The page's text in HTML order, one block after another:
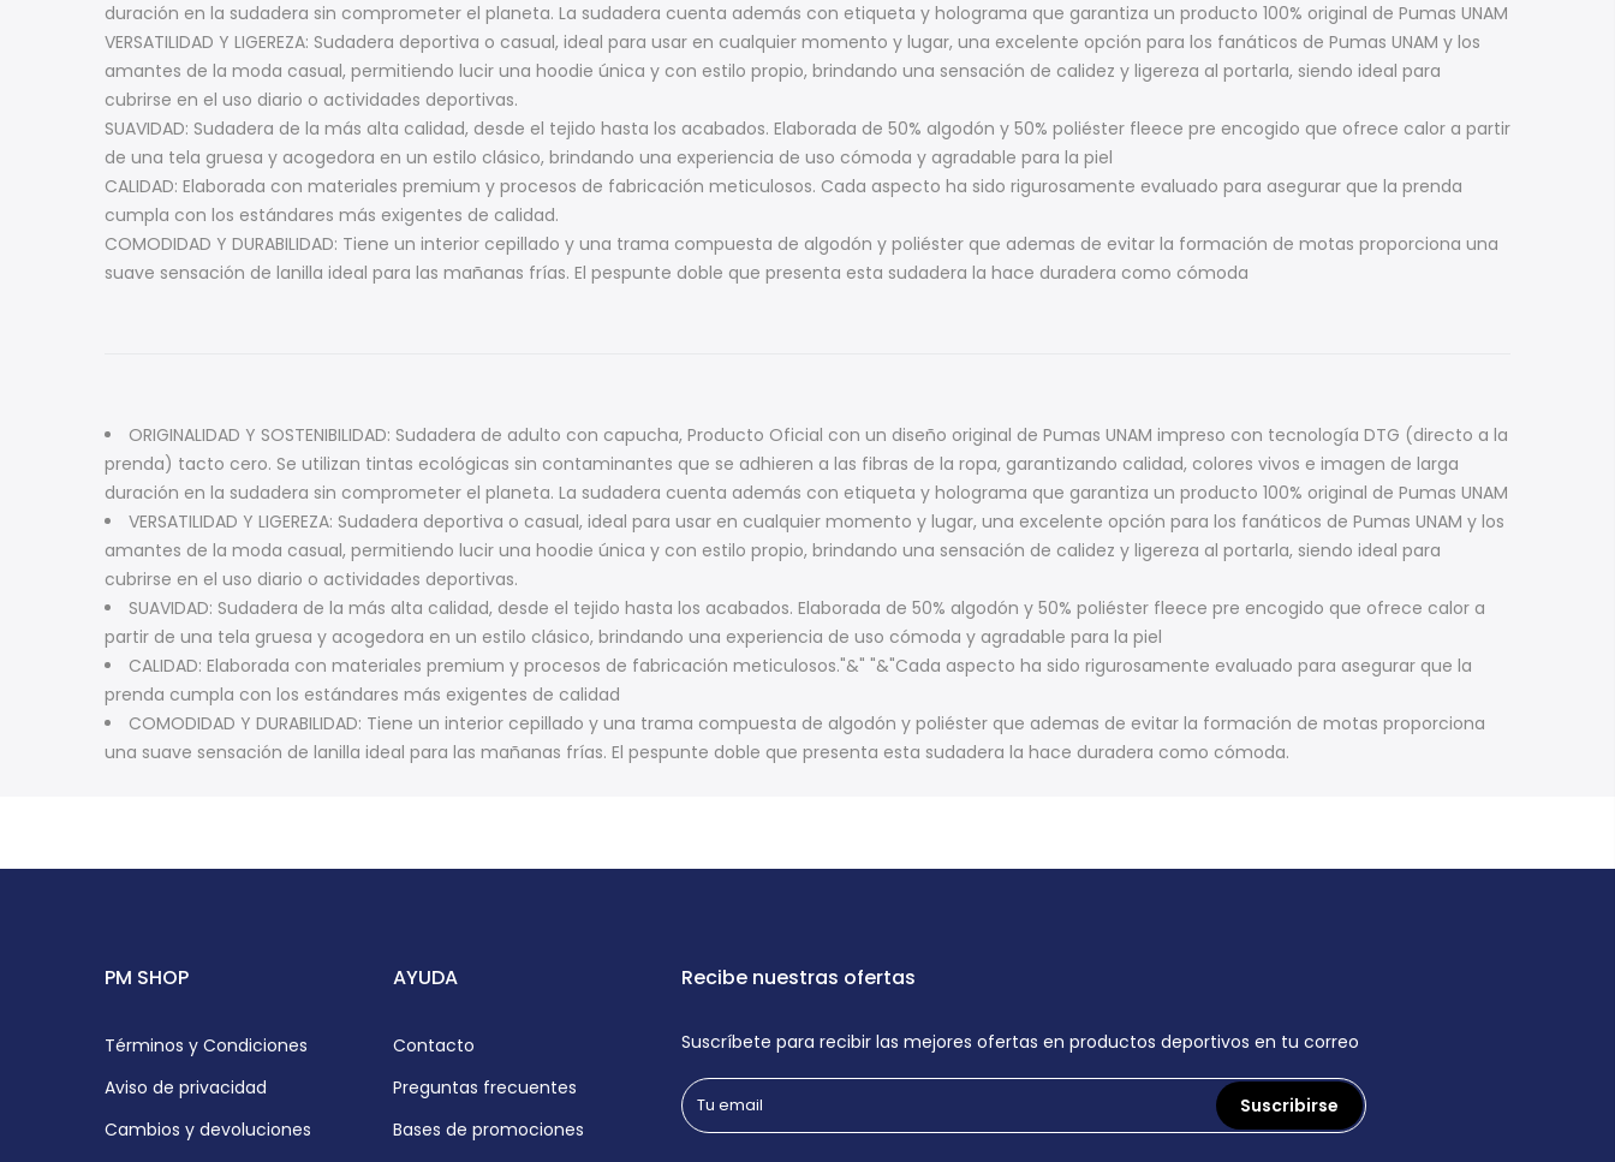
duración en la sudadera sin comprometer el planeta. La sudadera cuenta además con etiqueta y holograma que garantiza un producto 100% original de Pumas UNAM
VERSATILIDAD Y LIGEREZA: Sudadera deportiva o casual, ideal para usar en cualquier momento y lugar, una excelente opción para los fanáticos de Pumas UNAM y los
amantes de la moda casual, permitiendo lucir una hoodie única y con estilo propio, brindando una sensación de calidez y ligereza al portarla, siendo ideal para
cubrirse en el uso diario o actividades deportivas.
SUAVIDAD: Sudadera de la más alta calidad, desde el tejido hasta los acabados. Elaborada de 50% algodón y 50% poliéster fleece pre encogido que ofrece calor a partir
de una tela gruesa y acogedora en un estilo clásico, brindando una experiencia de uso cómoda y agradable para la piel
CALIDAD: Elaborada con materiales premium y procesos de fabricación meticulosos. Cada aspecto ha sido rigurosamente evaluado para asegurar que la prenda
cumpla con los estándares más exigentes de calidad.
COMODIDAD Y DURABILIDAD: Tiene un interior cepillado y una trama compuesta de algodón y poliéster que ademas de evitar la formación de motas proporciona una
suave sensación de lanilla ideal para las mañanas frías. El pespunte doble que presenta esta sudadera la hace duradera como cómoda
ORIGINALIDAD Y SOSTENIBILIDAD: Sudadera de adulto con capucha, Producto Oficial con un diseño original de Pumas UNAM impreso con tecnología DTG (directo a la
prenda) tacto cero. Se utilizan tintas ecológicas sin contaminantes que se adhieren a las fibras de la ropa, garantizando calidad, colores vivos e imagen de larga
duración en la sudadera sin comprometer el planeta. La sudadera cuenta además con etiqueta y holograma que garantiza un producto 100% original de Pumas UNAM
VERSATILIDAD Y LIGEREZA: Sudadera deportiva o casual, ideal para usar en cualquier momento y lugar, una excelente opción para los fanáticos de Pumas UNAM y los
amantes de la moda casual, permitiendo lucir una hoodie única y con estilo propio, brindando una sensación de calidez y ligereza al portarla, siendo ideal para
cubrirse en el uso diario o actividades deportivas.
SUAVIDAD: Sudadera de la más alta calidad, desde el tejido hasta los acabados. Elaborada de 50% algodón y 50% poliéster fleece pre encogido que ofrece calor a
partir de una tela gruesa y acogedora en un estilo clásico, brindando una experiencia de uso cómoda y agradable para la piel
CALIDAD: Elaborada con materiales premium y procesos de fabricación meticulosos."&" "&"Cada aspecto ha sido rigurosamente evaluado para asegurar que la
prenda cumpla con los estándares más exigentes de calidad
COMODIDAD Y DURABILIDAD: Tiene un interior cepillado y una trama compuesta de algodón y poliéster que ademas de evitar la formación de motas proporciona
una suave sensación de lanilla ideal para las mañanas frías. El pespunte doble que presenta esta sudadera la hace duradera como cómoda.
PM SHOP
Términos y Condiciones
Aviso de privacidad
Cambios y devoluciones
AYUDA
Contacto
Preguntas frecuentes
Bases de promociones
Recibe nuestras ofertas
Suscríbete para recibir las mejores ofertas en productos deportivos en tu correo
Suscribirse